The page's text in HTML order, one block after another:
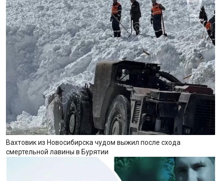
Вахтовик из Новосибирска чудом выжил после схода
смертельной лавины в Бурятии